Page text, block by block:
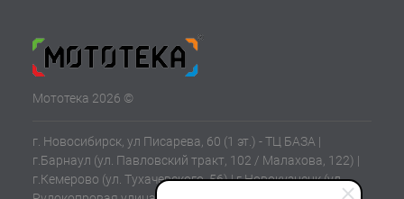
Мототека 2026 ©
г. Новосибирск, ул Писарева, 60 (1 эт.) - ТЦ БАЗА |
г.Барнаул (ул. Павловский тракт, 102 / Малахова, 122) |
г.Кемерово (ул. Тухачевского, 56) | г.Новокузнецк (ул.